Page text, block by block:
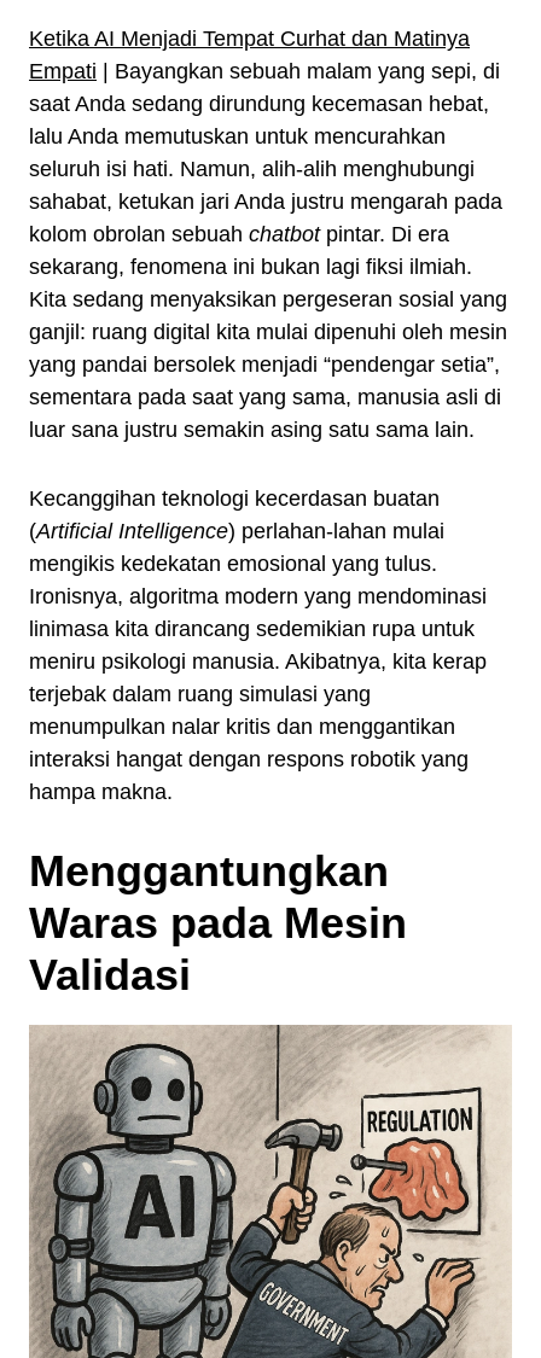
Ketika AI Menjadi Tempat Curhat dan Matinya
Empati | Bayangkan sebuah malam yang sepi, di
saat Anda sedang dirundung kecemasan hebat,
lalu Anda memutuskan untuk mencurahkan
seluruh isi hati. Namun, alih-alih menghubungi
sahabat, ketukan jari Anda justru mengarah pada
kolom obrolan sebuah chatbotpintar. Di era
sekarang, fenomena ini bukan lagi fiksi ilmiah.
Kita sedang menyaksikan pergeseran sosial yang
ganjil: ruang digital kita mulai dipenuhi oleh mesin
yang pandai bersolek menjadi “pendengar setia”,
sementara pada saat yang sama, manusia asli di
luar sana justru semakin asing satu sama lain.
Kecanggihan teknologi kecerdasan buatan
(Artificial Intelligence) perlahan-lahan mulai
mengikis kedekatan emosional yang tulus.
Ironisnya, algoritma modern yang mendominasi
linimasa kita dirancang sedemikian rupa untuk
meniru psikologi manusia. Akibatnya, kita kerap
terjebak dalam ruang simulasi yang
menumpulkan nalar kritis dan menggantikan
interaksi hangat dengan respons robotik yang
hampa makna.
Menggantungkan
Waras pada Mesin
Validasi